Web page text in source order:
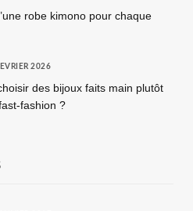
robe kimono pour chaque
2026
des bijoux faits main plutôt
fashion ?